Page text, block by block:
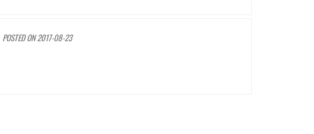
POSTED ON 2017-08-23